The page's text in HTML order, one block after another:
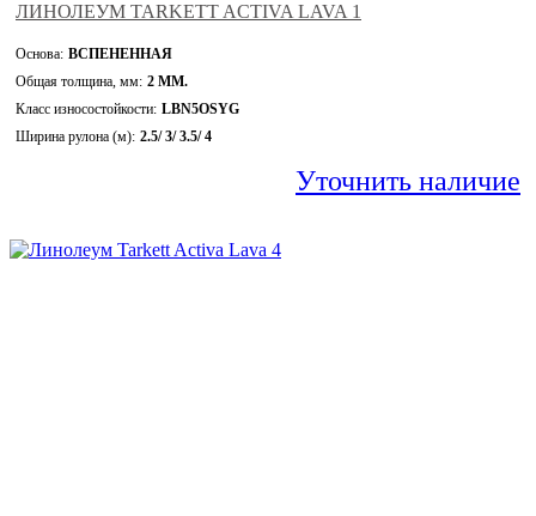
ЛИНОЛЕУМ TARKETT ACTIVA LAVA 1
Основа: ВСПЕНЕННАЯ
Общая толщина, мм: 2 ММ.
Класс износостойкости: LBN5OSYG
Ширина рулона (м): 2.5/ 3/ 3.5/ 4
Уточнить наличие